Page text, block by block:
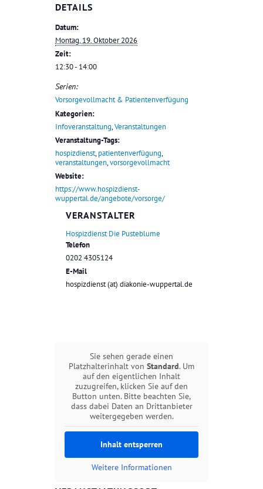
DETAILS
Datum:
Montag, 19. Oktober 2026
Zeit:
12:30 - 14:00
Serien:
Vorsorgevollmacht & Patientenverfügung
Kategorien:
Infoveranstaltung,Veranstaltungen
Veranstaltung-Tags:
hospizdienst,patientenverfügung,
veranstaltungen,vorsorgevollmacht
Website:
https://www.hospizdienst-
wuppertal.de/angebote/vorsorge/
VERANSTALTER
Hospizdienst Die Pusteblume
Telefon
0202 4305124
E-Mail
hospizdienst (at) diakonie-wuppertal.de
Sie sehen gerade einen
Platzhalterinhalt von Standard. Um
auf den eigentlichen Inhalt
zuzugreifen, klicken Sie auf den
Button unten. Bitte beachten Sie,
dass dabei Daten an Drittanbieter
weitergegeben werden.
Inhalt entsperren
Weitere Informationen